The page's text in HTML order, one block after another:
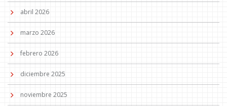
abril 2026
marzo 2026
febrero 2026
diciembre 2025
noviembre 2025